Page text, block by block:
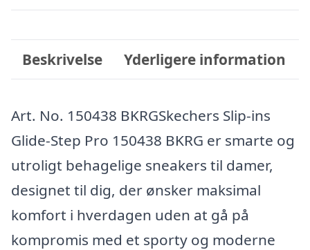
Beskrivelse Yderligere information
Art. No. 150438 BKRGSkechers Slip-ins
Glide-Step Pro 150438 BKRG er smarte og
utroligt behagelige sneakers til damer,
designet til dig, der ønsker maksimal
komfort i hverdagen uden at gå på
kompromis med et sporty og moderne